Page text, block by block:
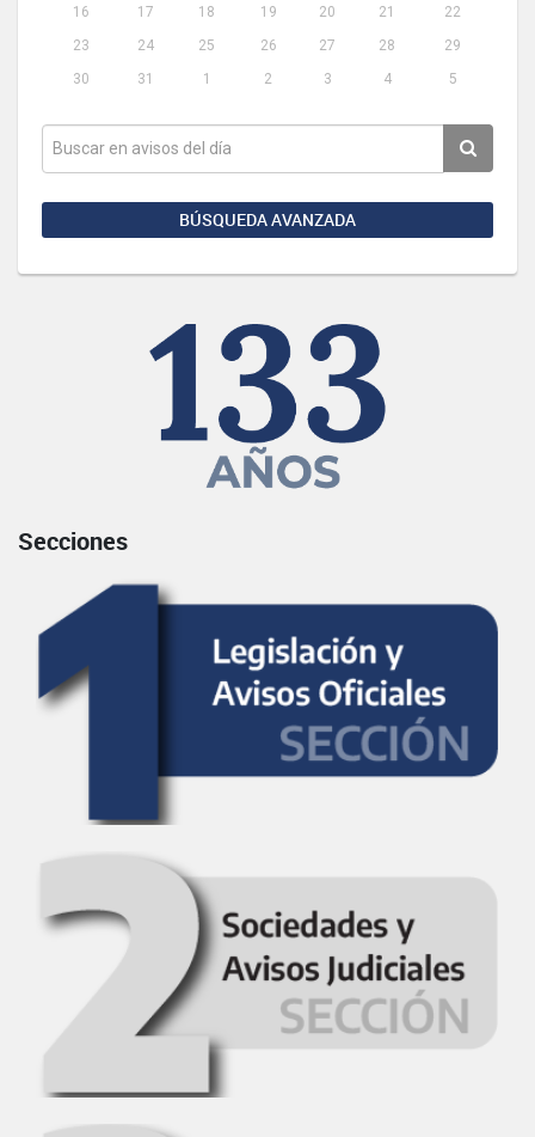
16
17 18 19 20 21
22
23
24 25 26 27 28
29
30
31 1 2 3 4 5
BÚSQUEDA AVANZADA
Secciones